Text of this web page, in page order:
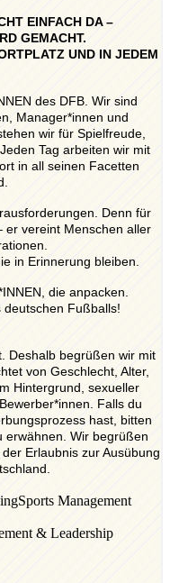
EINFACH DA –
GEMACHT.
UND IN JEDEM
des DFB. Wir sind
Manager*innen und
wir für Spielfreude,
Tag arbeiten wir mit
in all seinen Facetten
Denn für
er vereint Menschen aller
in Erinnerung bleiben.
die anpacken.
Fußballs!
Deshalb begrüßen wir mit
von Geschlecht, Alter,
Hintergrund, sexueller
Falls du
hast, bitten
erwähnen. Wir begrüßen
Erlaubnis zur Ausübung
Sports Management
& Leadership